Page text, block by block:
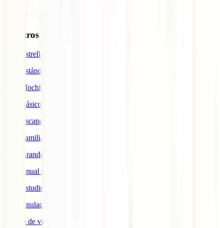
Nuestros seguros
IATI Estrella
IATI Estándar
IATI Mochilero
IATI Básico
IATI Escapadas
IATI Familia
IATI Grandes Viajeros
IATI Anual Multiviaje
IATI Estudios
IATI Anulación Premium
Seguro de viaje COVID